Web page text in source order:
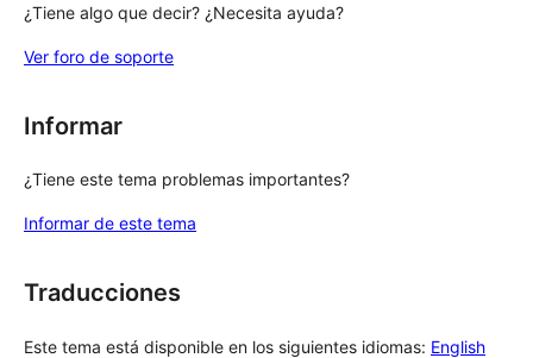
¿Tiene algo que decir? ¿Necesita ayuda?
Ver foro de soporte
Informar
¿Tiene este tema problemas importantes?
Informar de este tema
Traducciones
Este tema está disponible en los siguientes idiomas: English